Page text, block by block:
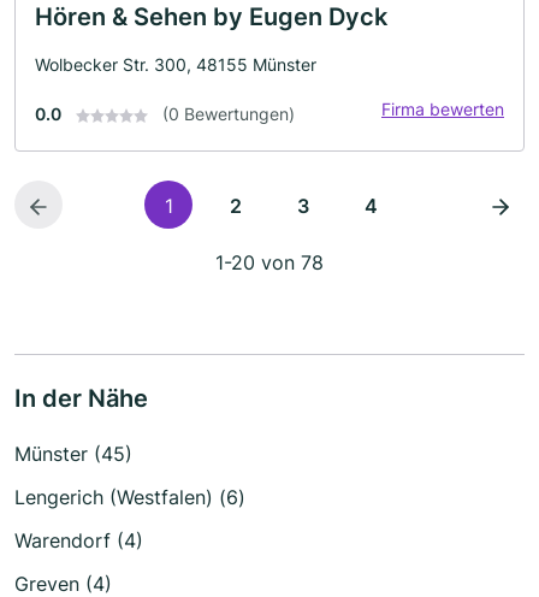
Hören & Sehen by Eugen Dyck
Wolbecker Str. 300, 48155 Münster
0.0 (0 Bewertungen) Firma bewerten
1 2 3 4
1-20 von 78
In der Nähe
Münster (45)
Lengerich (Westfalen) (6)
Warendorf (4)
Greven (4)